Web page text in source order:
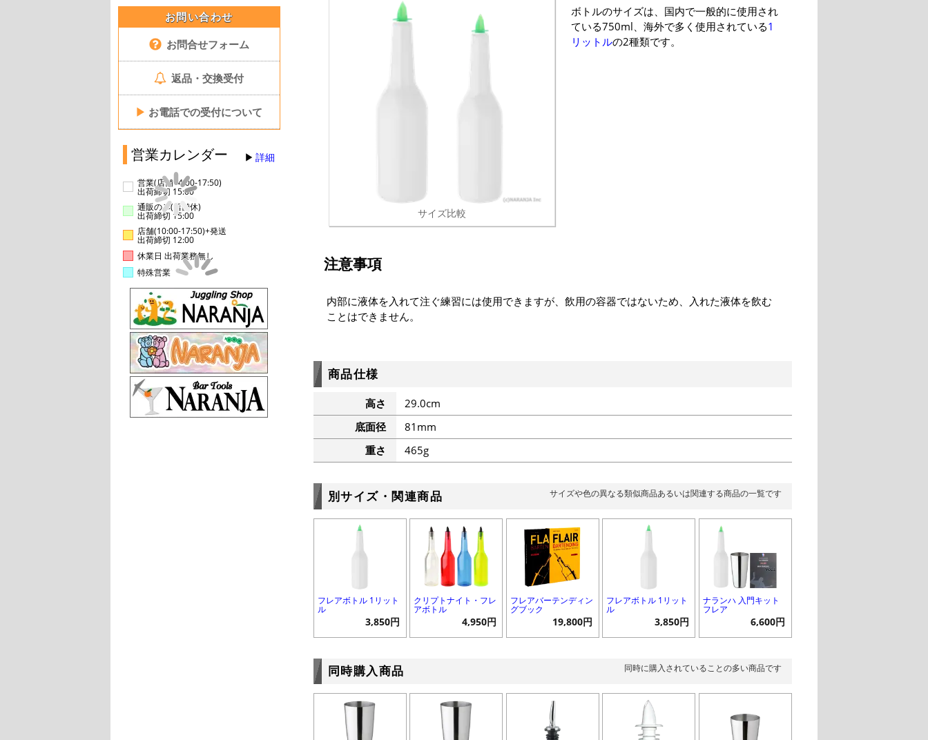
お問い合わせ
お問合せフォーム
返品・交換受付
▶ お電話での受付について
営業カレンダー 詳細
営業(店舗14:00-17:50)
出荷締切 15:00
通販のみ(店舗休)
出荷締切 15:00
店舗(10:00-17:50)+発送
出荷締切 12:00
休業日 出荷業務無し
特殊営業
サイズ比較
ボトルのサイズは、国内で一般的に使用され
ている750ml、海外で多く使用されている1
リットルの2種類です。
注意事項
内部に液体を入れて注ぐ練習には使用できますが、飲用の容器ではないため、入れた液体を飲む
ことはできません。
商品仕様
高さ
29.0cm
底面径
81mm
重さ
465g
別サイズ・関連商品 サイズや色の異なる類似商品あるいは関連する商品の一覧です
フレアボトル 1リット
ル
3,850円
クリプトナイト・フレ
アボトル
4,950円
フレアバーテンディン
グブック
19,800円
フレアボトル 1リット
ル
3,850円
ナランハ 入門キット
フレア
6,600円
同時購入商品 同時に購入されていることの多い商品です